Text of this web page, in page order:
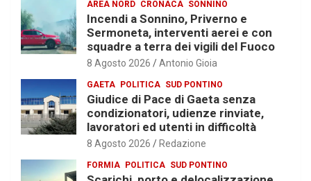
AREA NORD CRONACA SONNINO
Incendi a Sonnino, Priverno e
Sermoneta, interventi aerei e con
squadre a terra dei vigili del Fuoco
8 Agosto 2026 Antonio Gioia
GAETA POLITICA SUD PONTINO
Giudice di Pace di Gaeta senza
condizionatori, udienze rinviate,
lavoratori ed utenti in difficoltà
8 Agosto 2026 Redazione
FORMIA POLITICA SUD PONTINO